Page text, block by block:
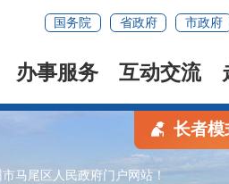
国务院 省政府 市政府
办事服务 互动交流
马尾区人民政府门户网站！
长者模